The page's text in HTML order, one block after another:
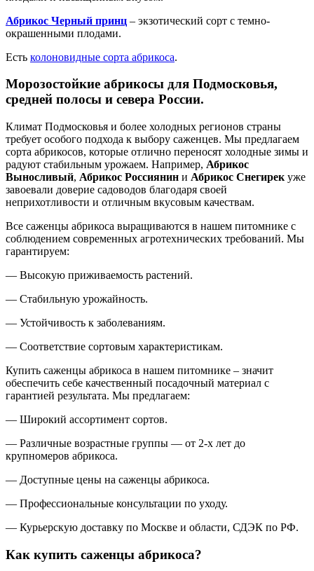
Абрикос Черный принц – экзотический сорт с темно-
окрашенными плодами.
Есть колоновидные сорта абрикоса.
Морозостойкие абрикосы для Подмосковья,
средней полосы и севера России.
Климат Подмосковья и более холодных регионов страны
требует особого подхода к выбору саженцев. Мы предлагаем
сорта абрикосов, которые отлично переносят холодные зимы и
радуют стабильным урожаем. Например, Абрикос
Выносливый, Абрикос Россиянин и Абрикос Снегирек уже
завоевали доверие садоводов благодаря своей
неприхотливости и отличным вкусовым качествам.
Все саженцы абрикоса выращиваются в нашем питомнике с
соблюдением современных агротехнических требований. Мы
гарантируем:
— Высокую приживаемость растений.
— Стабильную урожайность.
— Устойчивость к заболеваниям.
— Соответствие сортовым характеристикам.
Купить саженцы абрикоса в нашем питомнике – значит
обеспечить себе качественный посадочный материал с
гарантией результата. Мы предлагаем:
— Широкий ассортимент сортов.
— Различные возрастные группы — от 2-х лет до
крупномеров абрикоса.
— Доступные цены на саженцы абрикоса.
— Профессиональные консультации по уходу.
— Курьерскую доставку по Москве и области, СДЭК по РФ.
Как купить саженцы абрикоса?